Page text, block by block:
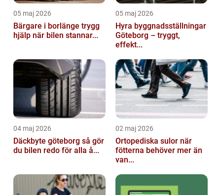
05 maj 2026
Bärgare i borlänge trygg
hjälp när bilen stannar...
05 maj 2026
Hyra byggnadsställningar
Göteborg – tryggt,
effekt...
04 maj 2026
Däckbyte göteborg så gör
du bilen redo för alla å...
02 maj 2026
Ortopediska sulor när
fötterna behöver mer än
van...